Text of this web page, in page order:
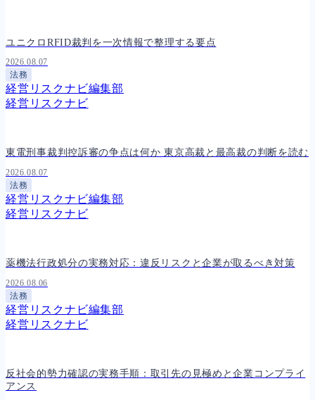
ユニクロRFID裁判を一次情報で整理する要点
2026.08.07
法務
経営リスクナビ編集部
経営リスクナビ
東電刑事裁判控訴審の争点は何か 東京高裁と最高裁の判断を読む
2026.08.07
法務
経営リスクナビ編集部
経営リスクナビ
薬機法行政処分の実務対応：違反リスクと企業が取るべき対策
2026.08.06
法務
経営リスクナビ編集部
経営リスクナビ
反社会的勢力確認の実務手順：取引先の見極めと企業コンプライ
アンス